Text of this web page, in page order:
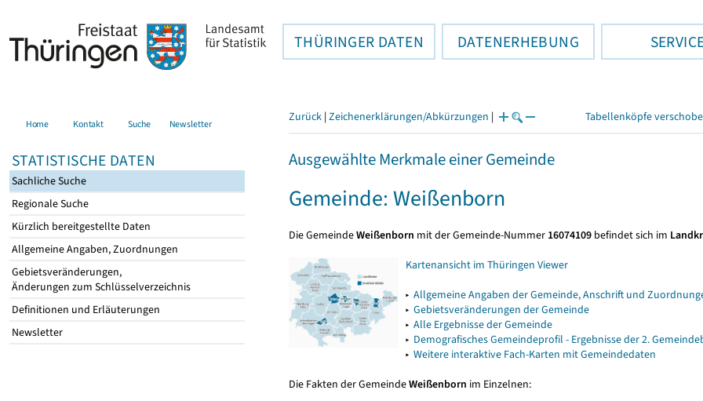
THÜRINGER DATEN DATENERHEBUNG
Home Kontakt Suche Newsletter
STATISTISCHE DATEN
Sachliche Suche
Regionale Suche
Kürzlich bereitgestellte Daten
Allgemeine Angaben, Zuordnungen
Gebietsveränderungen,
Änderungen zum Schlüsselverzeichnis
Definitionen und Erläuterungen
Newsletter
Zurück | Zeichenerklärungen/Abkürzungen | Tabellenköpfe
Ausgewählte Merkmale einer Gemeinde
Gemeinde: Weißenborn
Die GemeindeWeißenborn mit der Gemeinde-Nummer 16074109 befindet sich im
Kartenansicht im Thüringen Viewer
▸ Allgemeine Angaben der Gemeinde, Anschrift und
▸ Gebietsveränderungen der Gemeinde
▸ Alle Ergebnisse der Gemeinde
▸ Demografisches Gemeindeprofil - Ergebnisse der 2.
▸ Weitere interaktive Fach-Karten mit Gemeindedaten
Die Fakten der GemeindeWeißenborn im Einzelnen: